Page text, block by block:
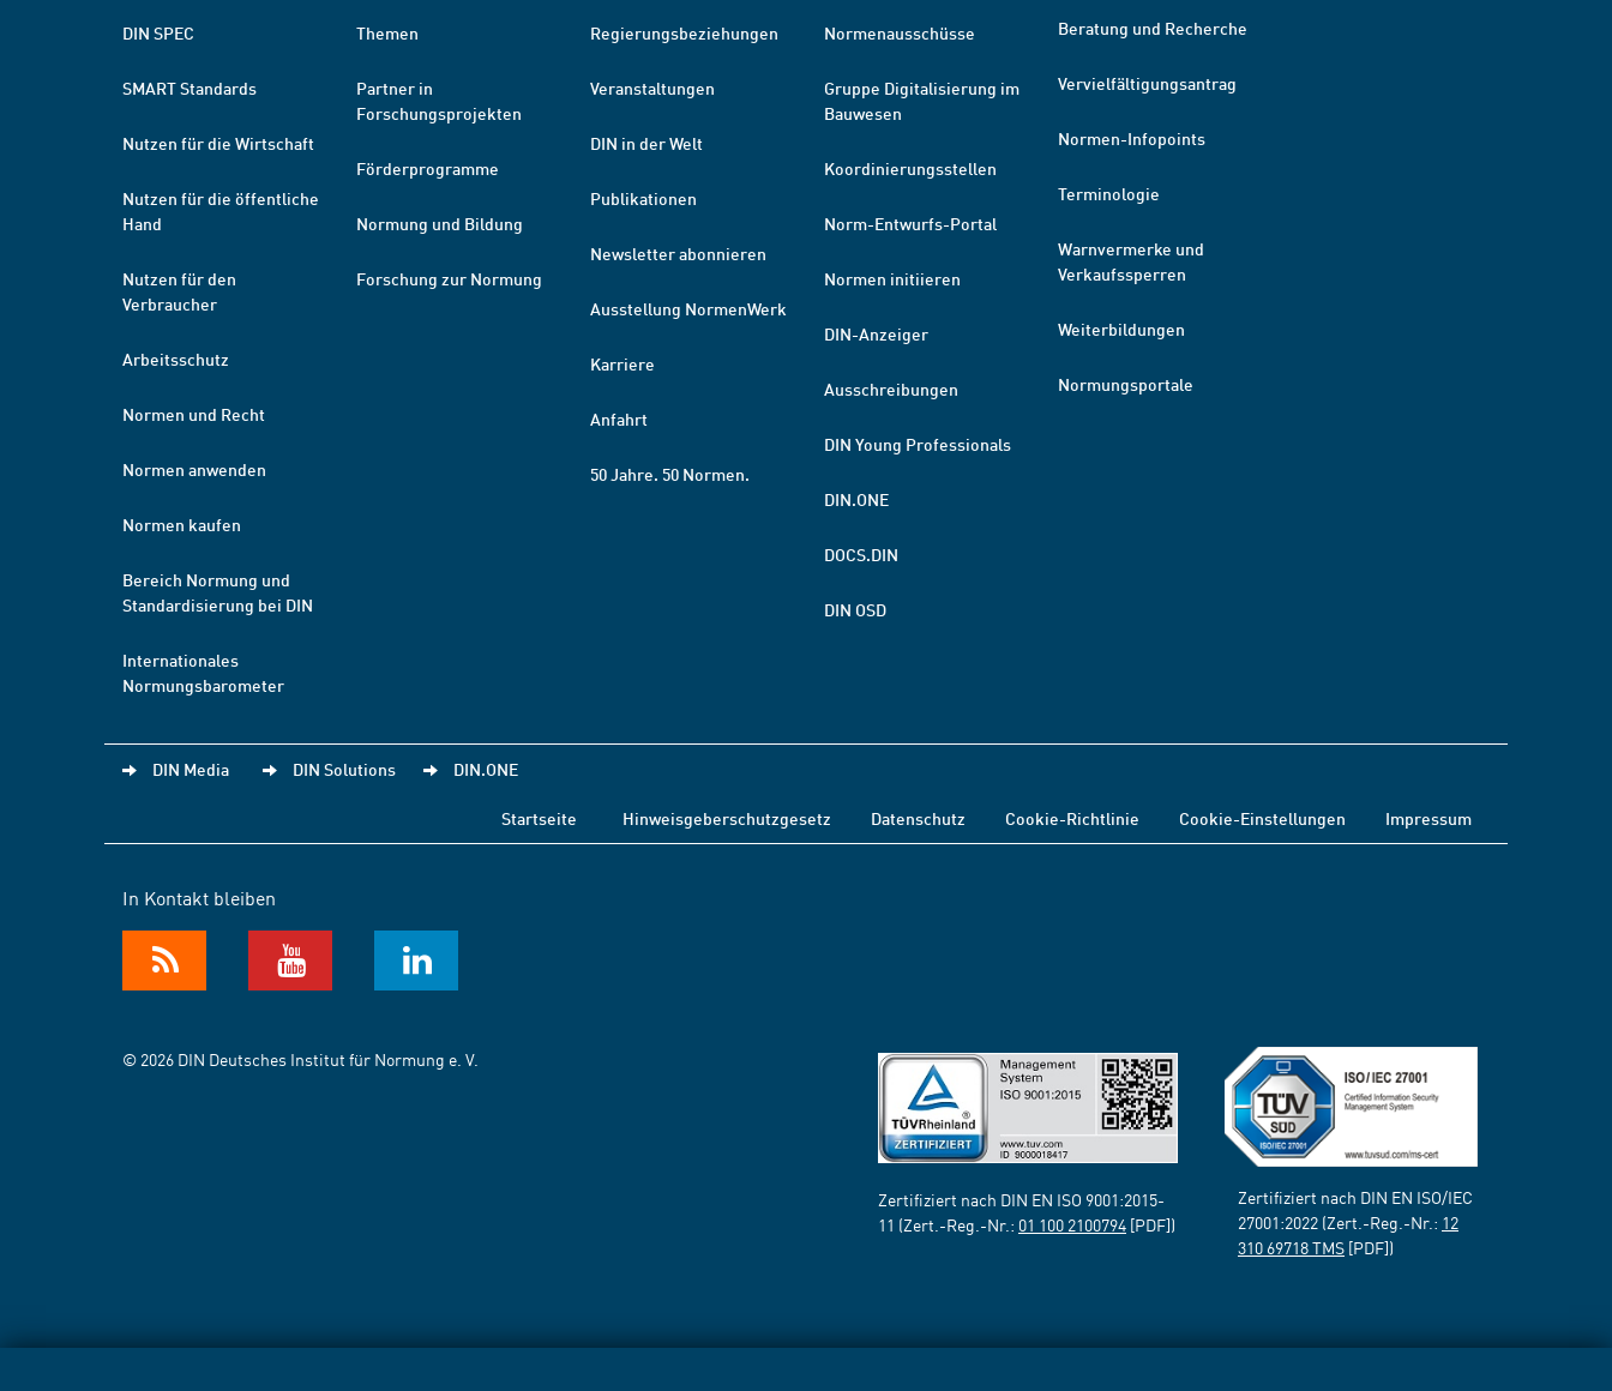
DIN SPEC
SMART Standards
Nutzen für die Wirtschaft
Nutzen für die öffentliche
Hand
Nutzen für den
Verbraucher
Arbeitsschutz
Normen und Recht
Normen anwenden
Normen kaufen
Bereich Normung und
Standardisierung bei DIN
Internationales
Normungsbarometer
Themen
Partner in
Forschungsprojekten
Förderprogramme
Normung und Bildung
Forschung zur Normung
Regierungsbeziehungen
Veranstaltungen
DIN in der Welt
Publikationen
Newsletter abonnieren
Ausstellung NormenWerk
Karriere
Anfahrt
50 Jahre. 50 Normen.
Normenausschüsse
Gruppe Digitalisierung im
Bauwesen
Koordinierungsstellen
Norm-Entwurfs-Portal
Normen initiieren
DIN-Anzeiger
Ausschreibungen
DIN Young Professionals
DIN.ONE
DOCS.DIN
DIN OSD
Beratung und Recherche
Vervielfältigungsantrag
Normen-Infopoints
Terminologie
Warnvermerke und
Verkaufssperren
Weiterbildungen
Normungsportale
DIN Media DIN Solutions DIN.ONE
Startseite Hinweisgeberschutzgesetz Datenschutz Cookie-Richtlinie Cookie-Einstellungen Impressum
In Kontakt bleiben
© 2026 DIN Deutsches Institut für Normung e. V.
Zertifiziert nach DIN EN ISO 9001:2015-
11 (Zert.-Reg.-Nr.: 01 100 2100794 [PDF])
Zertifiziert nach DIN EN ISO/IEC
27001:2022 (Zert.-Reg.-Nr.: 12
310 69718 TMS [PDF])